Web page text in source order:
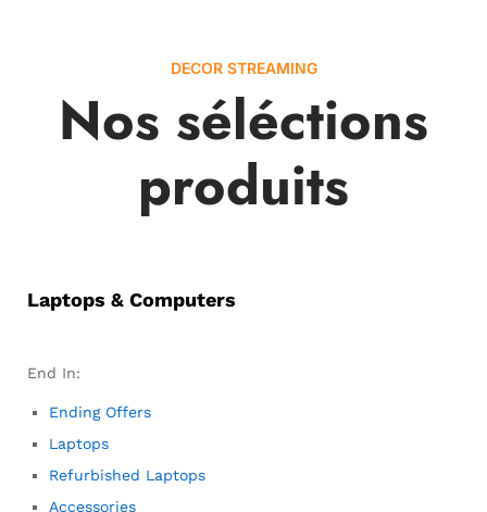
DECOR STREAMING
Nos séléctions
produits
Laptops & Computers
End In:
Ending Offers
Laptops
Refurbished Laptops
Accessories